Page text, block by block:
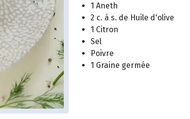
1 Aneth
2 c. à s. de Huile d'olive
1 Citron
Sel
Poivre
1 Graine germée